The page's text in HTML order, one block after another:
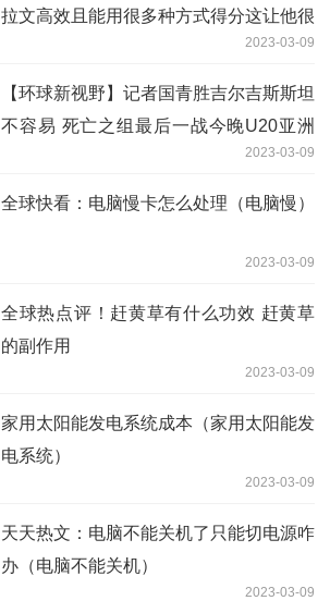
拉文高效且能用很多种方式得分这让他很
2023-03-09
【环球新视野】记者国青胜吉尔吉斯斯坦
不容易 死亡之组最后一战今晚U20亚洲
2023-03-09
全球快看：电脑慢卡怎么处理（电脑慢）
2023-03-09
全球热点评！赶黄草有什么功效 赶黄草
的副作用
2023-03-09
家用太阳能发电系统成本（家用太阳能发
电系统）
2023-03-09
天天热文：电脑不能关机了只能切电源咋
办（电脑不能关机）
2023-03-09